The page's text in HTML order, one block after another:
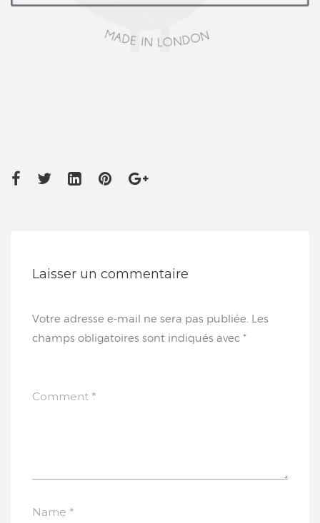
Laisser un commentaire
Votre adresse e-mail ne sera pas publiée. Les
champs obligatoires sont indiqués avec *